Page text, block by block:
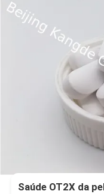
Saúde OT2X da